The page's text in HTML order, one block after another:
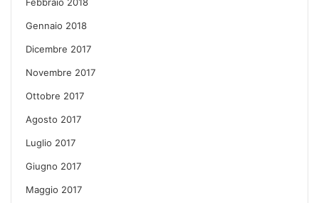
Gennaio 2018
Dicembre 2017
Novembre 2017
Ottobre 2017
Agosto 2017
Luglio 2017
Giugno 2017
Maggio 2017